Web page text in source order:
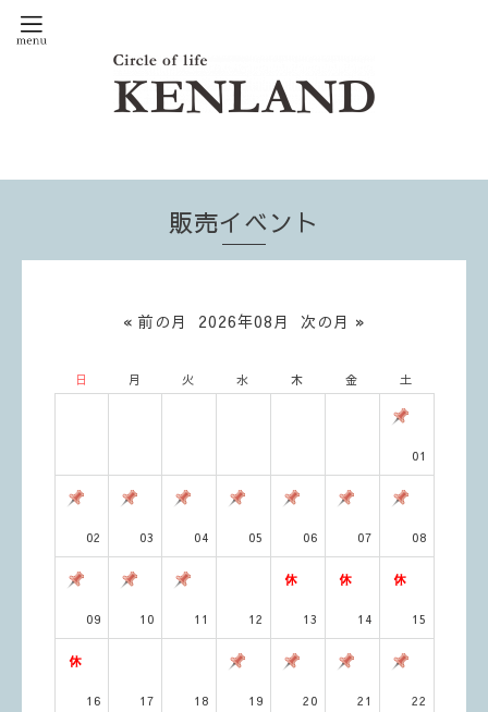
販売イベント
« 前の月 2026年08月 次の月 »
日 月 火 水 木 金 土
01
02 03 04 05 06 07 08
09 10 11 12 13 14 15
16 17 18 19 20 21 22